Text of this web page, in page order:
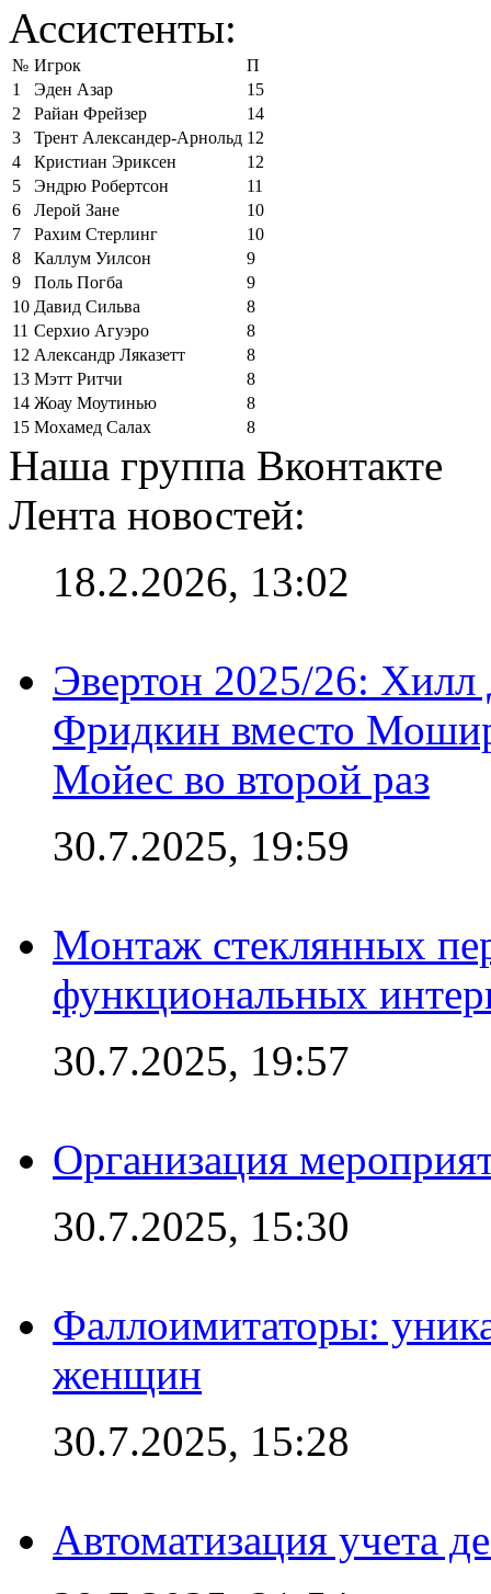
Ассистенты:
№ Игрок
П
1
Эден Азар
15
2
Райан Фрейзер
14
3
Трент Александер-Арнольд 12
4
Кристиан Эриксен
12
5
Эндрю Робертсон
11
6
Лерой Зане
10
7
Рахим Стерлинг
10
8
Каллум Уилсон
9
9
Поль Погба
9
10 Давид Сильва
8
11 Серхио Агуэро
8
12 Александр Ляказетт
8
13 Мэтт Ритчи
8
14 Жоау Моутинью
8
15 Мохамед Салах 8
Наша группа Вконтакте
Лента новостей:
18.2.2026, 13:02
Эвертон 2025/26:
Фридкин вместо
Мойес во второй раз
30.7.2025, 19:59
Монтаж стеклянных
функциональных
30.7.2025, 19:57
Организация
30.7.2025, 15:30
Фаллоимитаторы:
женщин
30.7.2025, 15:28
Автоматизация учета